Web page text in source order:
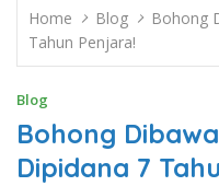
Home Blog
Bohong
Tahun Penjara!
Blog
Bohong
Dipidana 7